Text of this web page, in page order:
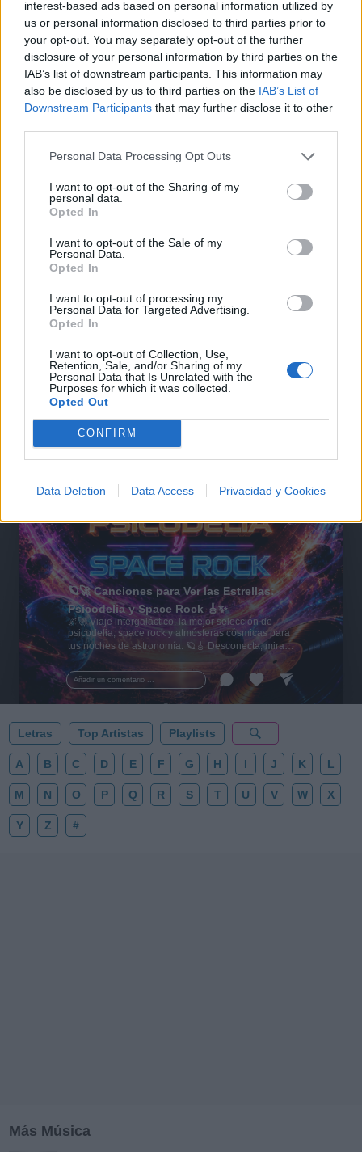
interest-based ads based on personal information utilized by
us or personal information disclosed to third parties prior to
your opt-out. You may separately opt-out of the further
disclosure of your personal information by third parties on the
IAB’s list of downstream participants. This information may
also be disclosed by us to third parties on the IAB’s List of
Downstream Participants that may further disclose it to other
Personal Data Processing Opt Outs
I want to opt-out of the Sharing of my
personal data.
Opted In
I want to opt-out of the Sale of my
Personal Data.
Opted In
I want to opt-out of processing my
Personal Data for Targeted Advertising.
Opted In
I want to opt-out of Collection, Use,
Retention, Sale, and/or Sharing of my
Personal Data that Is Unrelated with the
Purposes for which it was collected.
Opted Out
CONFIRM
Data Deletion Data Access Privacidad y Cookies
@musicapuntocom
Añadir un comentario ...
🪐🚀 Canciones para Ver las Estrellas:
Psicodelia y Space Rock 🎸✨
🌌🚀 Viaje intergaláctico: la mejor selección de
psicodelia, space rock y atmósferas cósmicas para
tus noches de astronomía. 🪐🎸 Desconecta, mira
al firmamento y siente la gravedad cero. 💾 ¡Guarda
esta colección para tu próxima noche estrellada!
✨⭐
Letras Top Artistas Playlists
A B C D E F G H I J K L
M N O P Q R S T U V W X
Y Z #
Más Música